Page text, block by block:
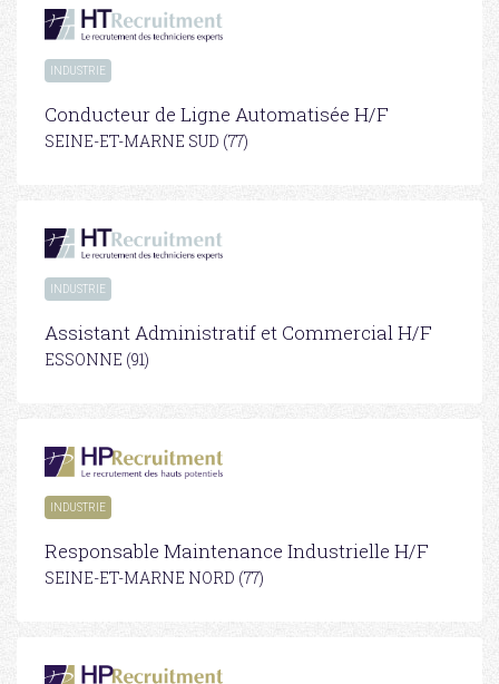
INDUSTRIE
Conducteur de Ligne Automatisée H/F
SEINE-ET-MARNE SUD (77)
INDUSTRIE
Assistant Administratif et Commercial H/F
ESSONNE (91)
INDUSTRIE
Responsable Maintenance Industrielle H/F
SEINE-ET-MARNE NORD (77)